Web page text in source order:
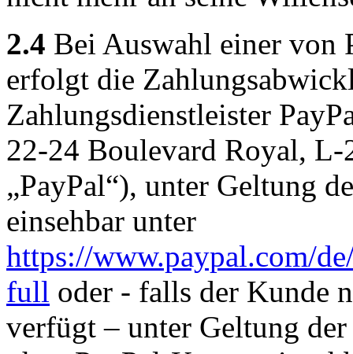
2.4 Bei Auswahl einer von
erfolgt die
Zahlungsdienstleister
22-24 Boulevard Royal,
„PayPal“), unter Geltung
einsehbar unter
https://www.paypal.com/
full oder - falls der Kunde
verfügt – unter Geltung